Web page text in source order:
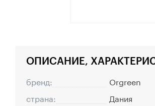
ОПИСАНИЕ,
бренд:
Orgreen
страна:
Дания